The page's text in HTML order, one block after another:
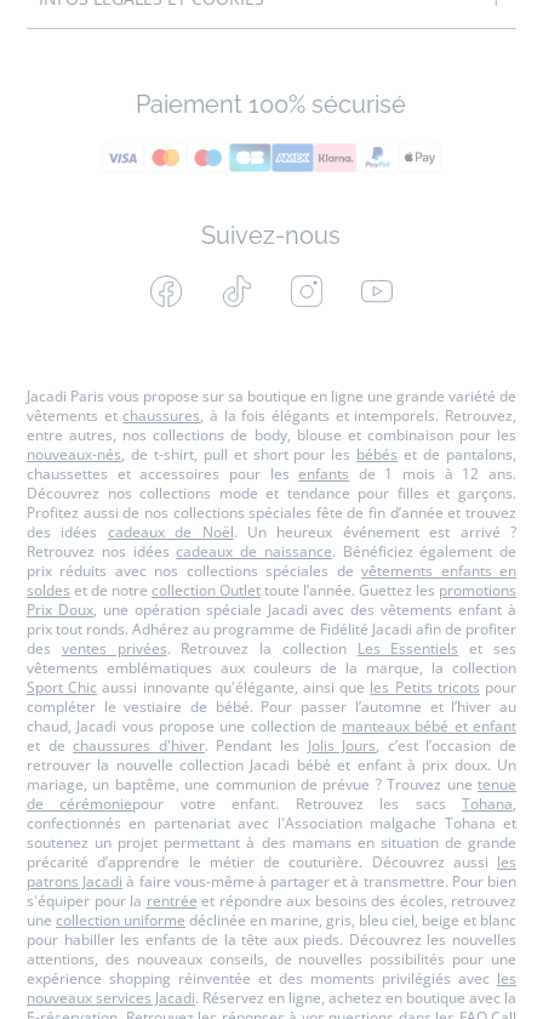
Paiement 100% sécurisé
Suivez-nous
Facebook Tiktok InstagramYoutube
Jacadi Paris vous propose sur sa boutique en ligne une grande variété de
vêtements etchaussures, à la fois élégants et intemporels. Retrouvez,
entre autres, nos collections de body, blouse et combinaison pour les
nouveaux-nés, de t-shirt, pull et short pour les bébés et de pantalons,
chaussettes et accessoires pour lesenfants de 1 mois à 12 ans.
Découvrez nos collections mode et tendance pour filles et garçons.
Profitez aussi de nos collections spéciales fête de fin d’année et trouvez
des idées cadeaux de Noël. Un heureux événement est arrivé ?
Retrouvez nos idéescadeaux de naissance. Bénéficiez également de
prix réduits avec nos collections spéciales devêtements enfants en
soldes et de notre collection Outlettoute l’année. Guettez les promotions
Prix Doux, une opération spéciale Jacadi avec des vêtements enfant à
prix tout ronds. Adhérez au programme de Fidélité Jacadi afin de profiter
des ventes privées. Retrouvez la collection Les Essentiels et ses
vêtements emblématiques aux couleurs de la marque, la collection
Sport Chic aussi innovante qu'élégante, ainsi que les Petits tricots pour
compléter le vestiaire de bébé. Pour passer l’automne et l’hiver au
chaud, Jacadi vous propose une collection de manteaux bébé et enfant
et dechaussures d'hiver. Pendant les Jolis Jours, c’est l’occasion de
retrouver la nouvelle collection Jacadi bébé et enfant à prix doux. Un
mariage, un baptême, une communion de prévue ? Trouvez une tenue
de cérémoniepour votre enfant. Retrouvez les sacsTohana,
confectionnés en partenariat avec l'Association malgache Tohana et
soutenez un projet permettant à des mamans en situation de grande
précarité d’apprendre le métier de couturière. Découvrez aussi les
patrons Jacadi à faire vous-même à partager et à transmettre. Pour bien
s'équiper pour la rentrée et répondre aux besoins des écoles, retrouvez
une collection uniforme déclinée en marine, gris, bleu ciel, beige et blanc
pour habiller les enfants de la tête aux pieds. Découvrez les nouvelles
attentions, des nouveaux conseils, de nouvelles possibilités pour une
expérience shopping réinventée et des moments privilégiés avec les
nouveaux services Jacadi. Réservez en ligne, achetez en boutique avec la